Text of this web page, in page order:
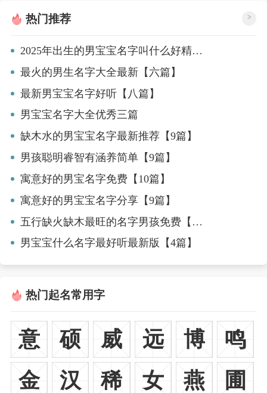
热门推荐 >
2025年出生的男宝宝名字叫什么好精选名字【9篇】
最火的男生名字大全最新【六篇】
最新男宝宝名字好听【八篇】
男宝宝名字大全优秀三篇
缺木水的男宝宝名字最新推荐【9篇】
男孩聪明睿智有涵养简单【9篇】
寓意好的男宝名字免费【10篇】
寓意好的男宝宝名字分享【9篇】
五行缺火缺木最旺的名字男孩免费【七篇】
男宝宝什么名字最好听最新版【4篇】
热门起名常用字
意 硕 威 远 博
鸣
金
汉 稀 女 燕 圃